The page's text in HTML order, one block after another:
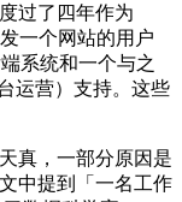
过了四年作为
一个网站的用户
系统和一个与之
运营）支持。这些
真，一部分原因是
中提到「一名工作